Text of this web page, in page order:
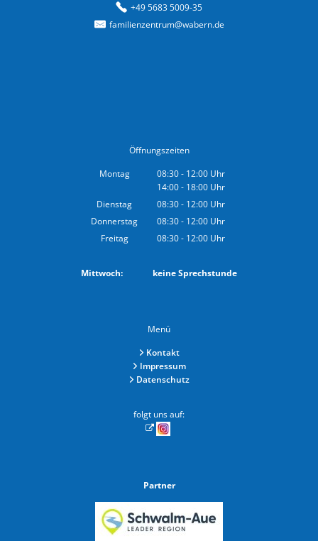
+49 5683 5009-35
familienzentrum@wabern.de
Öffnungszeiten
Montag
08:30- 12:00 Uhr
Von 08:30 bis 12:00 Uhr
14:00- 18:00 Uhr
Von 14:00 bis 18:00 Uhr
Dienstag 08:30- 12:00 Uhr
Von 08:30 bis 12:00 Uhr
Donnerstag 08:30- 12:00 Uhr
Von 08:30 bis 12:00 Uhr
Freitag 08:30- 12:00 Uhr
Mittwoch: keine Sprechstunde
Menü
Kontakt
Impressum
Datenschutz
folgt uns auf:
Partner